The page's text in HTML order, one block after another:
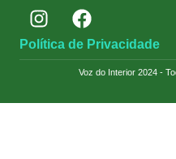
Política de Privacidade
Voz do Interior 2024 -